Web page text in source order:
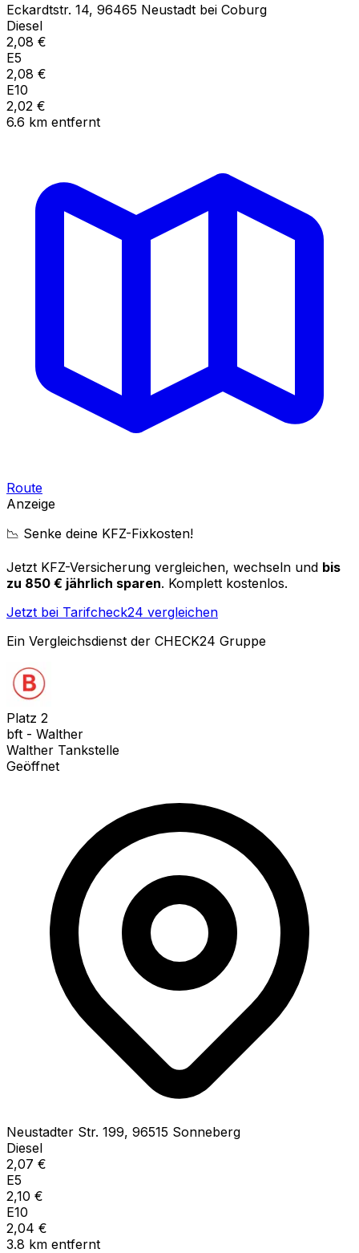
Eckardtstr. 14, 96465 Neustadt bei Coburg
Diesel
2,08 €
E5
2,08 €
E10
2,02 €
6.6 km entfernt
Route
Anzeige
📉 Senke deine KFZ-Fixkosten!
Jetzt KFZ-Versicherung vergleichen, wechseln und bis
zu 850 € jährlich sparen. Komplett kostenlos.
Jetzt bei Tarifcheck24 vergleichen
Ein Vergleichsdienst der CHECK24 Gruppe
Platz 2
bft - Walther
Walther Tankstelle
Geöffnet
Neustadter Str. 199, 96515 Sonneberg
Diesel
2,07 €
E5
2,10 €
E10
2,04 €
3.8 km entfernt